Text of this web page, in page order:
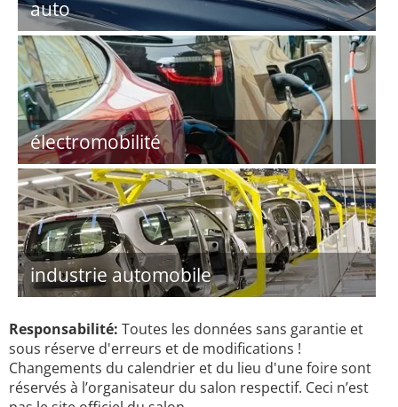
auto
électromobilité
industrie automobile
Responsabilité: Toutes les données sans garantie et
sous réserve d'erreurs et de modifications !
Changements du calendrier et du lieu d'une foire sont
réservés à l’organisateur du salon respectif. Ceci n’est